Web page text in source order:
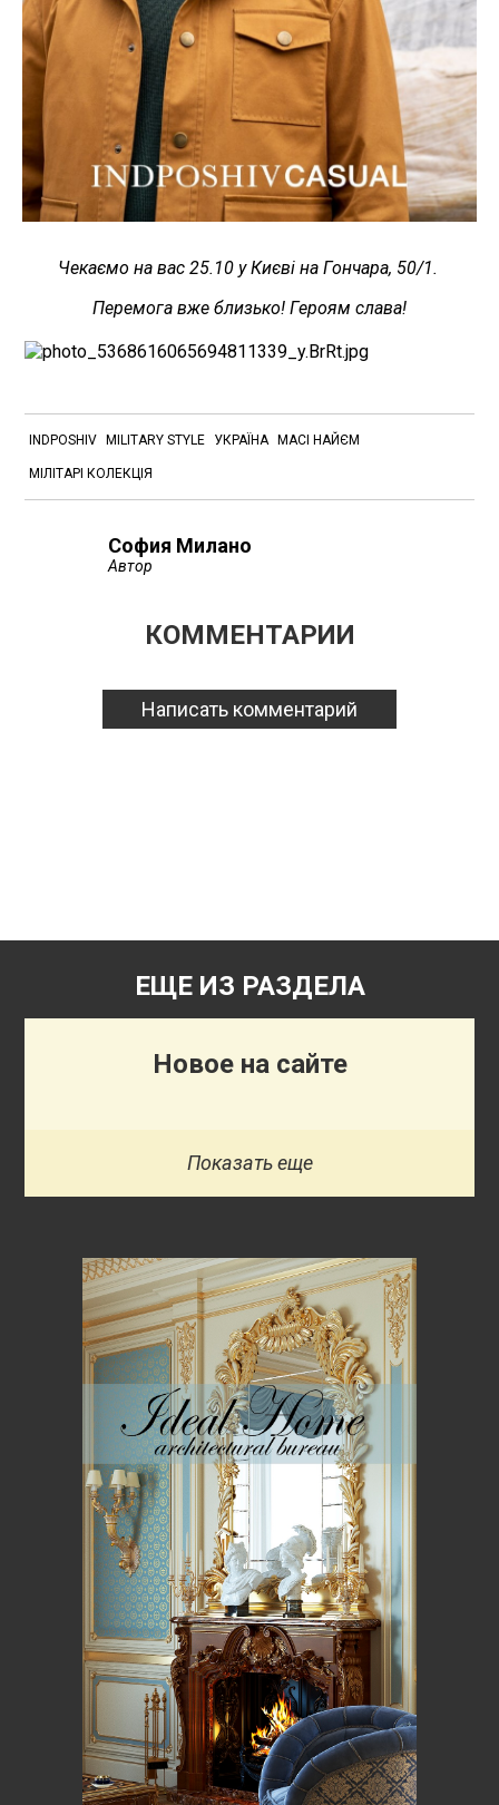
Чекаємо на вас 25.10 у Києві на Гончара, 50/1.
Перемога вже близько! Героям слава!
INDPOSHIV MILITARY STYLE УКРАЇНА МАСІ НАЙЄМ
МІЛІТАРІ КОЛЕКЦІЯ
София Милано
Автор
КОММЕНТАРИИ
Написать комментарий
ЕЩЕ ИЗ РАЗДЕЛА
Новое на сайте
Показать еще